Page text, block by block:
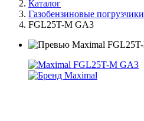
Каталог
Газобензиновые погрузчики
FGL25T-M GA3